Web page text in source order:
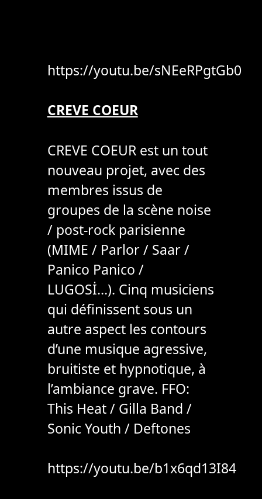
https://youtu.be/sNEeRPgtGb0
CREVE COEUR
CREVE COEUR est un tout
nouveau projet, avec des
membres issus de
groupes de la scène noise
/ post-rock parisienne
(MIME / Parlor / Saar /
Panico Panico /
LUGOSİ…). Cinq musiciens
qui définissent sous un
autre aspect les contours
d’une musique agressive,
bruitiste et hypnotique, à
l’ambiance grave. FFO:
This Heat / Gilla Band /
Sonic Youth / Deftones
https://youtu.be/b1x6qd13I84